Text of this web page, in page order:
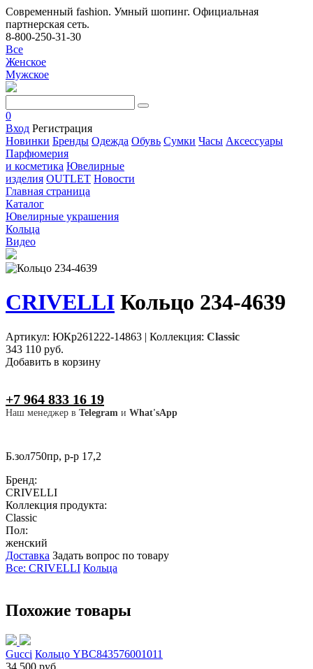
Современный fashion. Умный шопинг. Официальная
партнерская сеть.
8-800-250-31-30
Все
Женское
Мужское
0
Вход Регистрация
Новинки Бренды Одежда Обувь Сумки Часы Аксессуары
Парфюмерия
и косметика Ювелирные
изделия OUTLET Новости
Главная страница
Каталог
Ювелирные украшения
Кольца
Видео
CRIVELLI Кольцо 234-4639
Артикул: ЮКр261222-14863 | Коллекция: Classic
343 110 руб.
Добавить в корзину
+7 964 833 16 19
Наш менеджер в Telegram и What'sApp
Б.зол750пр, р-р 17,2
Бренд:
CRIVELLI
Коллекция продукта:
Classic
Пол:
женский
Доставка Задать вопрос по товару
Все: CRIVELLI Кольца
Похожие товары
Gucci Кольцо YBC843576001011
34 500 руб.